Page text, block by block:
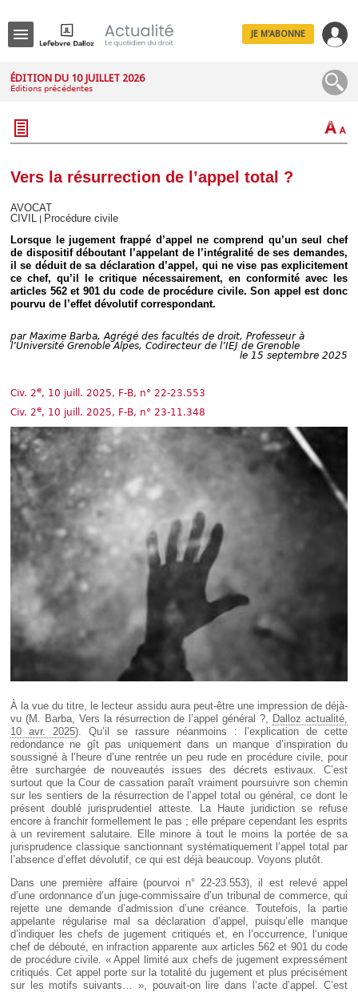
IT
JE M'ABONNE
ÉDITION DU 10 JUILLET 2026
Éditions précédentes
Vers la résurrection de l’appel total ?
AVOCAT
CIVIL
Procédure civile
Lorsque le jugement frappé d’appel ne comprend qu’un seul chef
de dispositif déboutant l’appelant de l’intégralité de ses demandes,
il se déduit de sa déclaration d’appel, qui ne vise pas explicitement
ce chef, qu’il le critique nécessairement, en conformité avec les
articles 562 et 901 du code de procédure civile. Son appel est donc
pourvu de l’effet dévolutif correspondant.
par Maxime Barba, Agrégé des facultés de droit, Professeur à
l’Université Grenoble Alpes, Codirecteur de l’IEJ de Grenoble
le 15 septembre 2025
Civ. 2e, 10 juill. 2025, F-B, n° 22-23.553
Civ. 2e, 10 juill. 2025, F-B, n° 23-11.348
À la vue du titre, le lecteur assidu aura peut-être une impression de déjà-
vu (M. Barba, Vers la résurrection de l’appel général ?, Dalloz actualité,
10 avr. 2025). Qu’il se rassure néanmoins : l’explication de cette
redondance ne gît pas uniquement dans un manque d’inspiration du
soussigné à l’heure d’une rentrée un peu rude en procédure civile, pour
être surchargée de nouveautés issues des décrets estivaux. C’est
surtout que la Cour de cassation paraît vraiment poursuivre son chemin
sur les sentiers de la résurrection de l’appel total ou général, ce dont le
présent doublé jurisprudentiel atteste. La Haute juridiction se refuse
encore à franchir formellement le pas ; elle prépare cependant les esprits
à un revirement salutaire. Elle minore à tout le moins la portée de sa
jurisprudence classique sanctionnant systématiquement l’appel total par
l’absence d’effet dévolutif, ce qui est déjà beaucoup. Voyons plutôt.
Dans une première affaire (pourvoi n° 22-23.553), il est relevé appel
d’une ordonnance d’un juge-commissaire d’un tribunal de commerce, qui
rejette une demande d’admission d’une créance. Toutefois, la partie
appelante régularise mal sa déclaration d’appel, puisqu’elle manque
d’indiquer les chefs de jugement critiqués et, en l’occurrence, l’unique
chef de débouté, en infraction apparente aux articles 562 et 901 du code
de procédure civile. « Appel limité aux chefs de jugement expressément
critiqués. Cet appel porte sur la totalité du jugement et plus précisément
sur les motifs suivants… », pouvait-on lire dans l’acte d’appel. C’est